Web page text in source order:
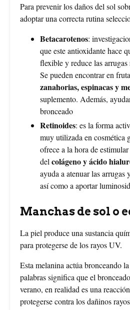
Para prevenir los daños del sol
adoptar una correcta rutina
Betacarotenos:
que este antioxidante hace
flexible y reduce las
Se pueden encontrar en
zanahorias, espinacas y
suplemento. Además,
bronceado
Retinoides: es la forma
muy utilizada en cosmética
ofrece a la hora de
del colágeno y ácido
ayuda a atenuar las arrugas
así como a aportar
Manchas de sol o
La piel produce una sustancia
para protegerse de los rayos UV.
Esta melanina actúa bronceando
palabras significa que el
verano, en realidad es una
protegerse contra los dañinos